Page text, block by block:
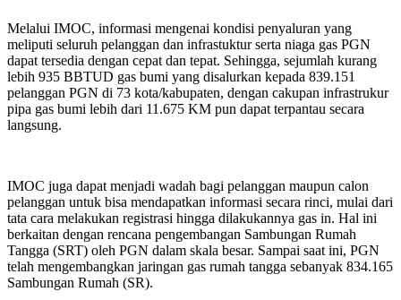
Melalui IMOC, informasi mengenai kondisi penyaluran yang
meliputi seluruh pelanggan dan infrastuktur serta niaga gas PGN
dapat tersedia dengan cepat dan tepat. Sehingga, sejumlah kurang
lebih 935 BBTUD gas bumi yang disalurkan kepada 839.151
pelanggan PGN di 73 kota/kabupaten, dengan cakupan infrastrukur
pipa gas bumi lebih dari 11.675 KM pun dapat terpantau secara
langsung.
IMOC juga dapat menjadi wadah bagi pelanggan maupun calon
pelanggan untuk bisa mendapatkan informasi secara rinci, mulai dari
tata cara melakukan registrasi hingga dilakukannya gas in. Hal ini
berkaitan dengan rencana pengembangan Sambungan Rumah
Tangga (SRT) oleh PGN dalam skala besar. Sampai saat ini, PGN
telah mengembangkan jaringan gas rumah tangga sebanyak 834.165
Sambungan Rumah (SR).